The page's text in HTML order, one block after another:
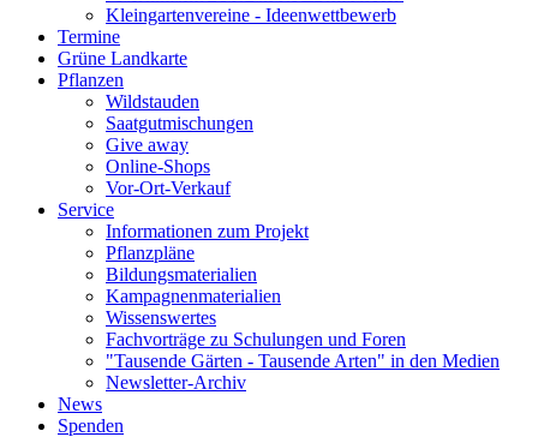
Kleingartenvereine - Ideenwettbewerb
Termine
Grüne Landkarte
Pflanzen
Wildstauden
Saatgutmischungen
Give away
Online-Shops
Vor-Ort-Verkauf
Service
Informationen zum Projekt
Pflanzpläne
Bildungsmaterialien
Kampagnenmaterialien
Wissenswertes
Fachvorträge zu Schulungen und Foren
"Tausende Gärten - Tausende Arten" in den Medien
Newsletter-Archiv
News
Spenden